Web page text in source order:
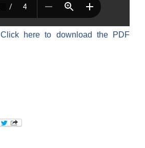
Click here to download the PDF